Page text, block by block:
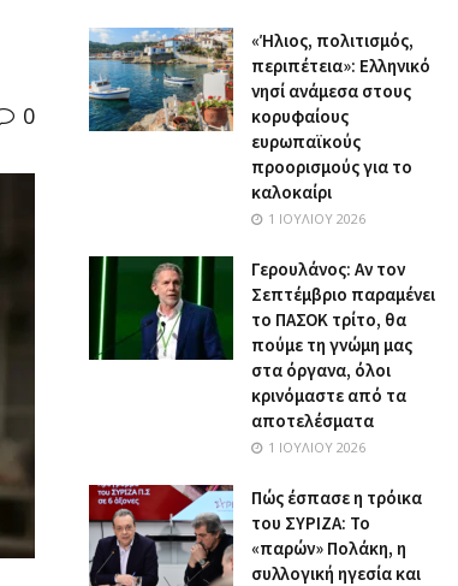
0
«Ήλιος, πολιτισμός,
περιπέτεια»: Ελληνικό
νησί ανάμεσα στους
κορυφαίους
ευρωπαϊκούς
προορισμούς για το
καλοκαίρι
1 ΙΟΥΛΊΟΥ 2026
Γερουλάνος: Αν τον
Σεπτέμβριο παραμένει
το ΠΑΣΟΚ τρίτο, θα
πούμε τη γνώμη μας
στα όργανα, όλοι
κρινόμαστε από τα
αποτελέσματα
1 ΙΟΥΛΊΟΥ 2026
Πώς έσπασε η τρόικα
του ΣΥΡΙΖΑ: Το
«παρών» Πολάκη, η
συλλογική ηγεσία και